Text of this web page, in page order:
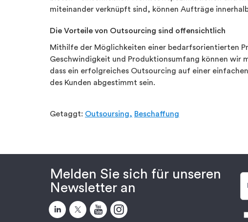
miteinander verknüpft sind, können Aufträge
Die Vorteile von Outsourcing sind offensichtlich
Mithilfe der Möglichkeiten einer bedarfsorientierten
Geschwindigkeit und Produktionsumfang können wir
dass ein erfolgreiches Outsourcing auf einer
des Kunden abgestimmt sein.
Getaggt: Outsoursing, Beschaffung
Melden Sie sich für unseren
Newsletter an